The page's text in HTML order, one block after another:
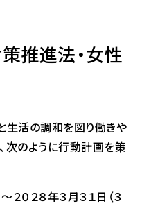
推進法・女性
生活の調和を図り働きや
次のように行動計画を策
２０２８年３月３１日（３